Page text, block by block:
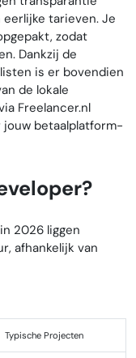
tarieven. Je
zodat
Dankzij de
is er bovendien
de lokale
Freelancer.nl
betaalplatform-
2026 liggen
afhankelijk van
Typische Projecten